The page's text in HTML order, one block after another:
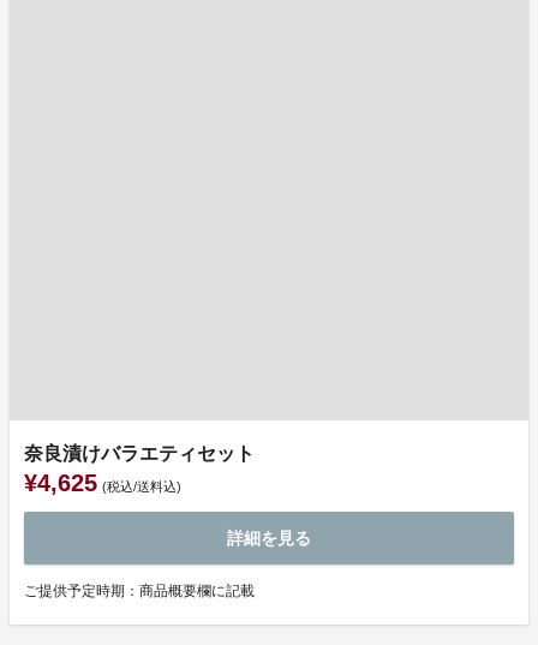
奈良漬けバラエティセット
¥4,625 (税込/送料込)
詳細を見る
ご提供予定時期：商品概要欄に記載